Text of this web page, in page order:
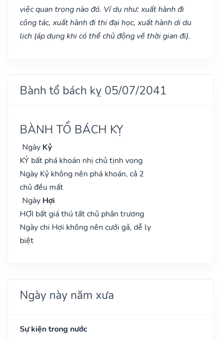
việc quan trọng nào đó. Ví dụ như: xuất hành đi
công tác, xuất hành đi thi đại học, xuất hành di du
lịch (áp dụng khi có thể chủ động về thời gian đi).
Bành tổ bách kỵ 05/07/2041
BÀNH TỔ BÁCH KỴ
Ngày Kỷ
KỶ bất phá khoán nhị chủ tịnh vong
Ngày Kỷ không nên phá khoán, cả 2
chủ đều mất
Ngày Hợi
HỢI bất giá thú tất chủ phân trương
Ngày chi Hợi không nên cưới gả, dễ ly
biệt
Ngày này năm xưa
Sự kiện trong nước